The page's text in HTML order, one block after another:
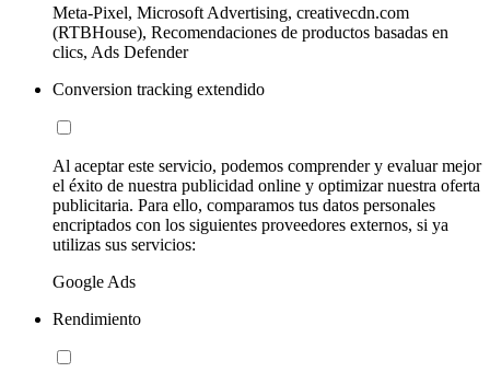
Meta-Pixel, Microsoft Advertising, creativecdn.com
(RTBHouse), Recomendaciones de productos basadas en
clics, Ads Defender
Conversion tracking extendido
Al aceptar este servicio, podemos comprender y evaluar mejor
el éxito de nuestra publicidad online y optimizar nuestra oferta
publicitaria. Para ello, comparamos tus datos personales
encriptados con los siguientes proveedores externos, si ya
utilizas sus servicios:
Google Ads
Rendimiento